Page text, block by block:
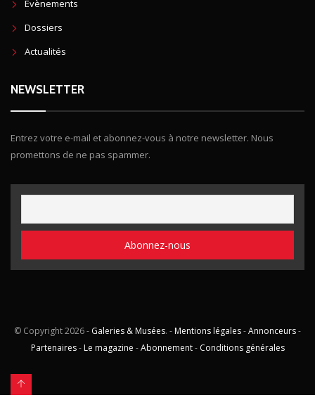
Evènements
Dossiers
Actualités
NEWSLETTER
Entrez votre e-mail et abonnez-vous à notre newsletter. Nous
promettons de ne pas spammer.
© Copyright2026 - Galeries & Musées. - Mentions légales-Annonceurs-
Partenaires- Le magazine -Abonnement- Conditions générales